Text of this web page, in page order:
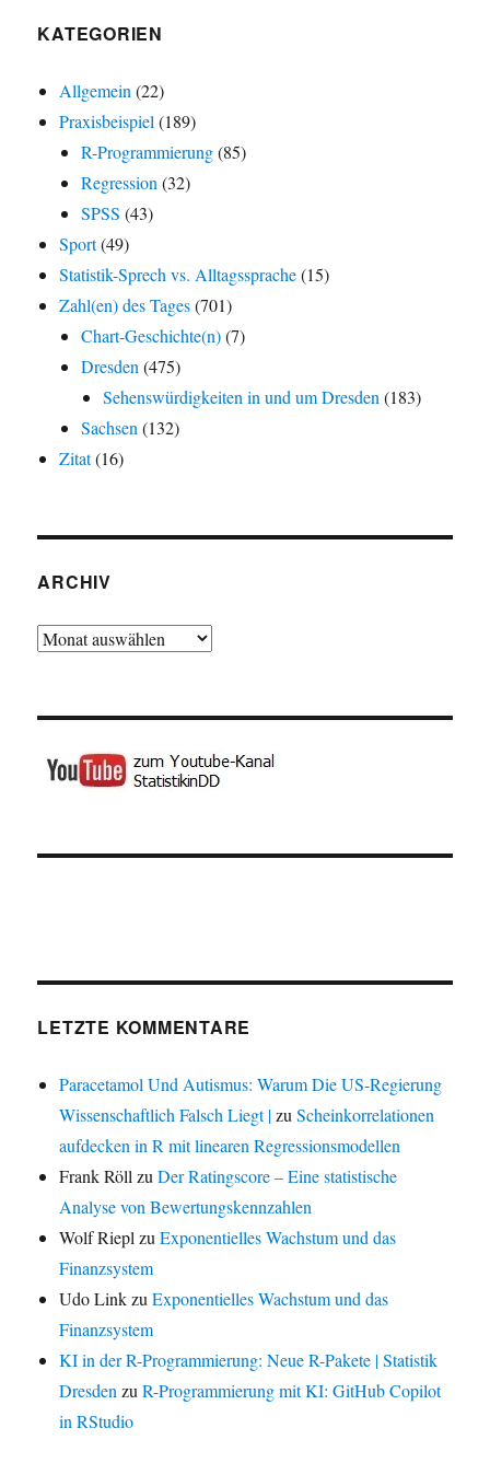
KATEGORIEN
Allgemein (22)
Praxisbeispiel (189)
R-Programmierung(85)
Regression (32)
SPSS (43)
Sport(49)
Statistik-Sprech vs. Alltagssprache(15)
Zahl(en) des Tages(701)
Chart-Geschichte(n)(7)
Dresden (475)
Sehenswürdigkeiten in und um Dresden (183)
Sachsen (132)
Zitat(16)
ARCHIV
Archiv
LETZTE KOMMENTARE
Paracetamol Und Autismus: Warum Die US-Regierung
Wissenschaftlich Falsch Liegt |zuScheinkorrelationen
aufdecken in R mit linearen Regressionsmodellen
Frank Röll zuDer Ratingscore – Eine statistische
Analyse von Bewertungskennzahlen
Wolf Riepl zuExponentielles Wachstum und das
Finanzsystem
Udo LinkzuExponentielles Wachstum und das
Finanzsystem
KI in der R-Programmierung: Neue R-Pakete | Statistik
Dresden zuR-Programmierung mit KI: GitHub Copilot
in RStudio